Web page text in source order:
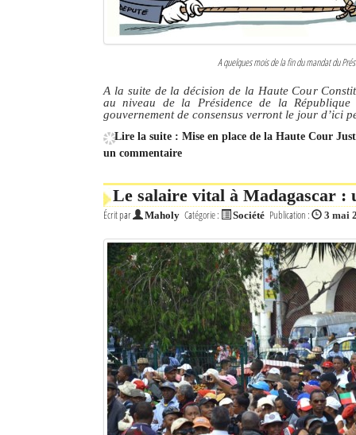
A quelques mois de la fin du mandat du
A la suite de la décision de la Haute Cour
au niveau de la Présidence de la
gouvernement de consensus verront le jour d’ici
Lire la suite : Mise en place de la Haute Cour
un commentaire
Le salaire vital à Madagascar :
Écrit par Maholy Catégorie : Société Publication : 3 mai